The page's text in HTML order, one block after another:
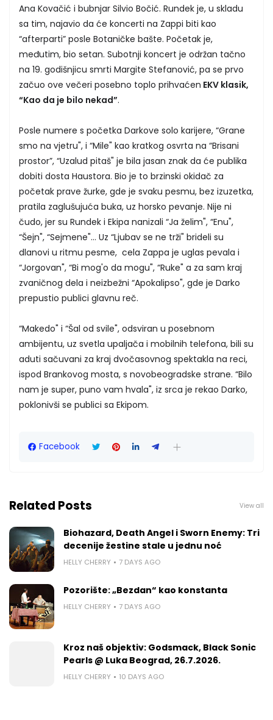
Ana Kovačić i bubnjar Silvio Bočić. Rundek je, u skladu
sa tim, najavio da će koncerti na Zappi biti kao
“afterparti” posle Botaničke bašte. Početak je,
međutim, bio setan. Subotnji koncert je održan tačno
na 19. godišnjicu smrti Margite Stefanović, pa se prvo
začuo ove večeri posebno toplo prihvaćen EKV klasik,
“Kao da je bilo nekad”.
Posle numere s početka Darkove solo karijere, “Grane
smo na vjetru", i “Mile" kao kratkog osvrta na “Brisani
prostor”, “Uzalud pitaš" je bila jasan znak da će publika
dobiti dosta Haustora. Bio je to brzinski okidač za
početak prave žurke, gde je svaku pesmu, bez izuzetka,
pratila zaglušujuća buka, uz horsko pevanje. Nije ni
čudo, jer su Rundek i Ekipa nanizali “Ja želim", “Enu",
“Šejn", “Sejmene"… Uz “Ljubav se ne trži" brideli su
dlanovi u ritmu pesme, cela Zappa je uglas pevala i
“Jorgovan", “Bi mog'o da mogu", “Ruke" a za sam kraj
zvaničnog dela i neizbežni “Apokalipso", gde je Darko
prepustio publici glavnu reč.
“Makedo" i “Šal od svile", odsviran u posebnom
ambijentu, uz svetla upaljača i mobilnih telefona, bili su
aduti sačuvani za kraj dvočasovnog spektakla na reci,
ispod Brankovog mosta, s novobeogradske strane. “Bilo
nam je super, puno vam hvala", iz srca je rekao Darko,
poklonivši se publici sa Ekipom.
Facebook
Related Posts View all
Biohazard, Death Angel i Sworn Enemy: Tri
decenije žestine stale u jednu noć
HELLY CHERRY 7 DAYS AGO
Pozorište: „Bezdan“ kao konstanta
HELLY CHERRY 7 DAYS AGO
Kroz naš objektiv: Godsmack, Black Sonic
Pearls @ Luka Beograd, 26.7.2026.
HELLY CHERRY 10 DAYS AGO